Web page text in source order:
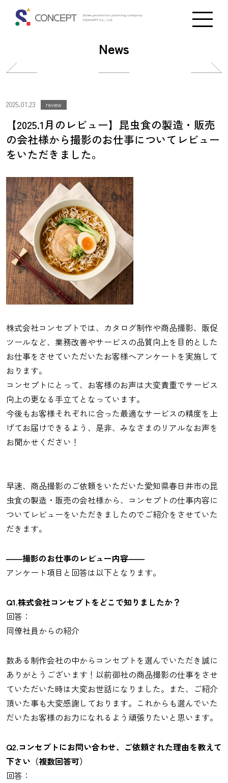
News
投
ナ
ビ
ゲ
ー
シ
ョ
ン
ビ
ゲ
ー
2025.01.23 review
【2025.1月のレビュー】昆虫食の製造・販売
の会社様から撮影のお仕事についてレビュー
をいただきました。
株式会社コンセプトでは、カタログ制作や商品撮影、販促
ツールなど、業務改善やサービスの品質向上を目的とした
お仕事をさせていただいたお客様へアンケートを実施して
おります。
コンセプトにとって、お客様のお声は大変貴重でサービス
向上の更なる手立てとなっています。
今後もお客様それぞれに合った最適なサービスの精度を上
げてお届けできるよう、是非、みなさまのリアルなお声を
お聞かせください！
早速、商品撮影のご依頼をいただいた愛知県春日井市の昆
虫食の製造・販売の会社様から、コンセプトの仕事内容に
ついてレビューをいただきましたのでご紹介をさせていた
だきます。
――撮影のお仕事のレビュー内容――
アンケート項目と回答は以下となります。
Q1.株式会社コンセプトをどこで知りましたか？
回答：
同僚社員からの紹介
数ある制作会社の中からコンセプトを選んでいただき誠に
ありがとうございます！以前御社の商品撮影の仕事をさせ
ていただいた時は大変お世話になりました。また、ご紹介
頂いた事も大変感謝しております。これからも選んでいた
だいたお客様のお力になれるよう頑張りたいと思います。
Q2.コンセプトにお問い合わせ、ご依頼された理由を教えて
下さい（複数回答可）
回答：